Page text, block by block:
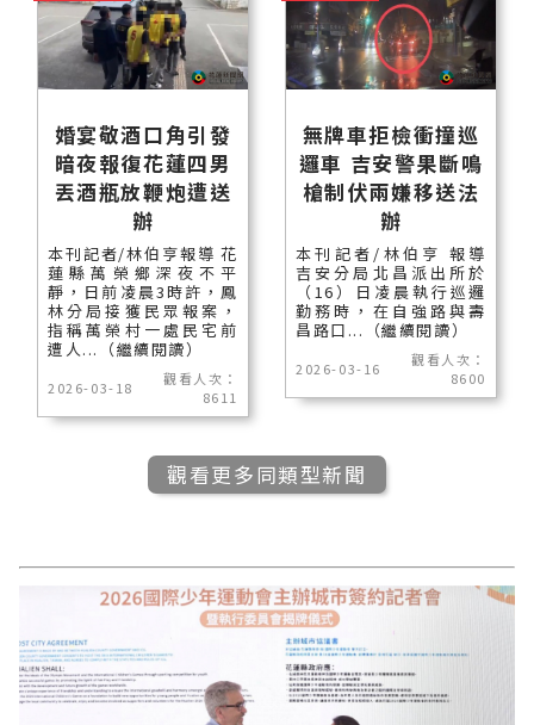
婚宴敬酒口角引發
暗夜報復花蓮四男
丟酒瓶放鞭炮遭送
辦
本刊記者/林伯亨報導 花
蓮縣萬榮鄉深夜不平
靜，日前凌晨3時許，鳳
林分局接獲民眾報案，
指稱萬榮村一處民宅前
遭人...（繼續閱讀）
2026-03-18
觀看人次：
8611
無牌車拒檢衝撞巡
邏車 吉安警果斷鳴
槍制伏兩嫌移送法
辦
本刊記者/林伯亨 報導
吉安分局北昌派出所於
（16）日凌晨執行巡邏
勤務時，在自強路與壽
昌路口...（繼續閱讀）
2026-03-16
觀看人次：
8600
觀看更多同類型新聞